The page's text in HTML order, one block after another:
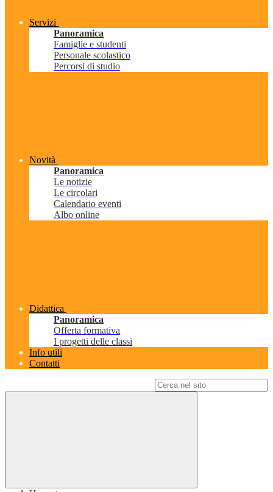
Servizi
Panoramica
Famiglie e studenti
Personale scolastico
Percorsi di studio
Novità
Panoramica
Le notizie
Le circolari
Calendario eventi
Albo online
Didattica
Panoramica
Offerta formativa
I progetti delle classi
Info utili
Contatti